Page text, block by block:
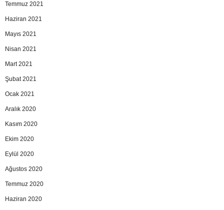
Temmuz 2021
Haziran 2021
Mayıs 2021
Nisan 2021
Mart 2021
Şubat 2021
Ocak 2021
Aralık 2020
Kasım 2020
Ekim 2020
Eylül 2020
Ağustos 2020
Temmuz 2020
Haziran 2020